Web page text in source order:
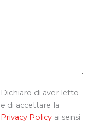
Dichiaro di aver letto
e di accettare la
Privacy Policyai sensi